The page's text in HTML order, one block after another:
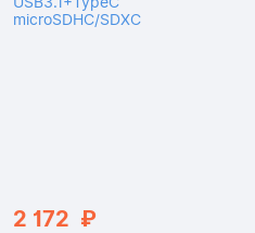
2 172 ₽